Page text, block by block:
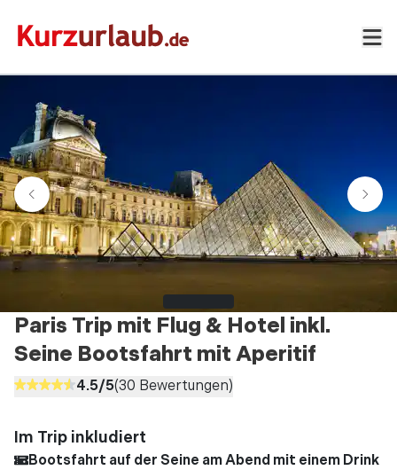
Paris Trip mit Flug & Hotel inkl.
Seine Bootsfahrt mit Aperitif
4.5/5(30 Bewertungen)
Im Trip inkludiert
Bootsfahrt auf der Seine am Abend mit einem Drink